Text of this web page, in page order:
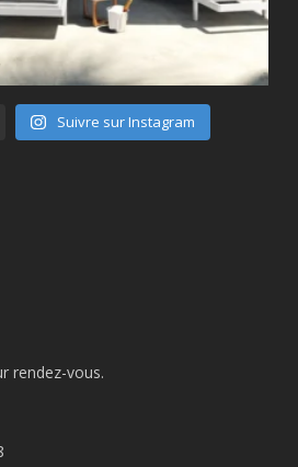
Suivre sur Instagram
rendez-vous.